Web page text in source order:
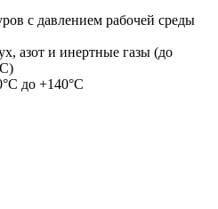
с давлением рабочей среды
азот и инертные газы (до
до +140°С